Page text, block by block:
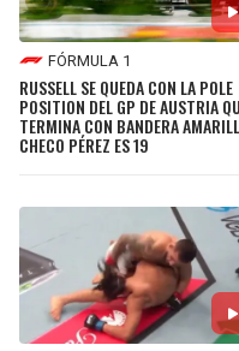
FÓRMULA 1
RUSSELL SE QUEDA CON LA POLE
POSITION DEL GP DE AUSTRIA
TERMINA CON BANDERA
CHECO PÉREZ ES 19